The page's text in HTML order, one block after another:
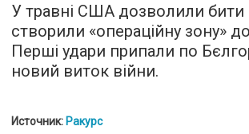
У травні США дозволили
створили «операційну зону»
Перші удари припали по
новий виток війни.
Источник: Ракурс